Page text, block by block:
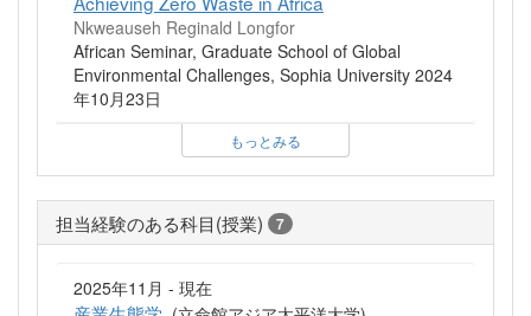
Nkweauseh Reginald Longfor
African Seminar, Graduate School of Global
Environmental Challenges, Sophia University 2024
年10月23日
もっとみる
担当経験のある科目(授業) 7
2025年11月 - 現在